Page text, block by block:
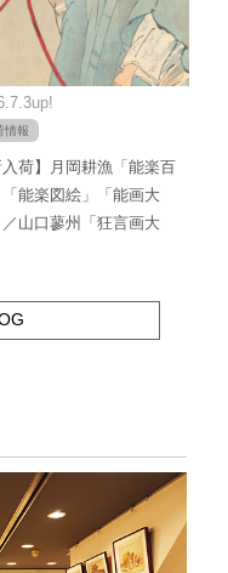
情報
入荷】月岡耕漁「能楽百
能楽図絵」「能画大
山口蓼州「狂言画大